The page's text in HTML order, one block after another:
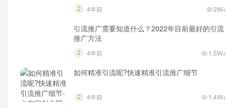
4年前 2W+
引流推广需要知道什么？2022年目前最好的引流
推广方法
4年前 1.5W+
如何精准引流呢?快速精准引流推广细节
4年前 1.4W+